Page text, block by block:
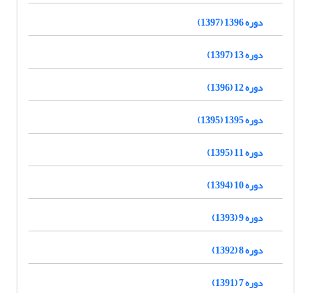
دوره 1396 (1397)
دوره 13 (1397)
دوره 12 (1396)
دوره 1395 (1395)
دوره 11 (1395)
دوره 10 (1394)
دوره 9 (1393)
دوره 8 (1392)
دوره 7 (1391)